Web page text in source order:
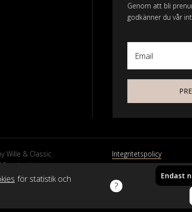
Din vara har
Genom att bli
godkänner du vår
Email
Wille & Classic
Sweden är
från Wasa Ecotextil
Integritetspolicy
för statistik och
Endast